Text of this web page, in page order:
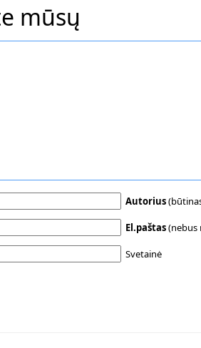
mūsų
Autorius
El.paštas(nebus
Svetainė